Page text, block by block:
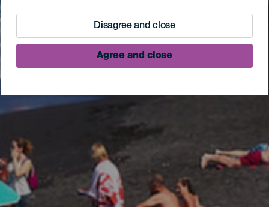
Disagree and close
Agree and close